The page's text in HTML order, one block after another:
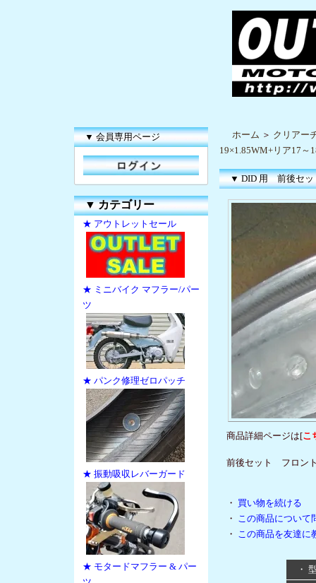
▼ 会員専用ページ
▼カテゴリー
★ アウトレットセール
★ ミニバイク マフラー/パー
ツ
★ パンク修理ゼロパッチ
★ 振動吸収レバーガード
★ モタードマフラー & パー
ホーム ＞ クリアー
19×1.85WM+リア17～
▼ DID 用 前後セッ
商品詳細ページは[こ
前後セット フロン
・ 買い物を続ける
・ この商品について
・ この商品を友達に
・